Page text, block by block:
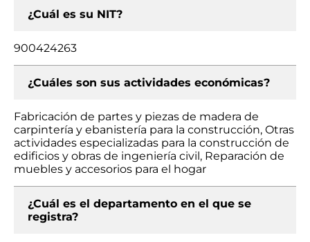
¿Cuál es su NIT?
900424263
¿Cuáles son sus actividades económicas?
Fabricación de partes y piezas de madera de
carpintería y ebanistería para la construcción, Otras
actividades especializadas para la construcción de
edificios y obras de ingeniería civil, Reparación de
muebles y accesorios para el hogar
¿Cuál es el departamento en el que se
registra?